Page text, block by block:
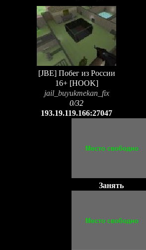
[JBE] Побег из России
16+ [HOOK]
jail_buyukmekan_fix
0/32
193.19.119.166:27047
Занять